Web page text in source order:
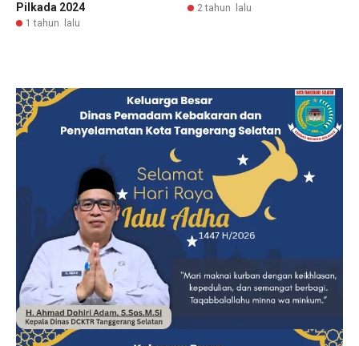
Pilkada 2024
1 tahun lalu
2 tahun lalu